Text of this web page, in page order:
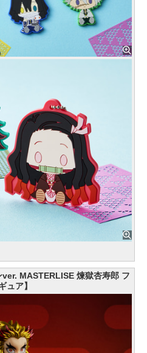
ver. MASTERLISE 煉獄杏寿郎 フ
ュア】